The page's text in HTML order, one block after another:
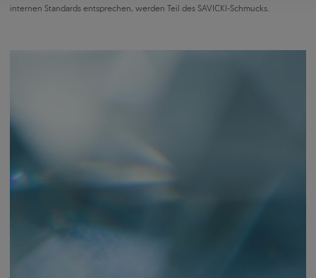
internen Standards entsprechen, werden Teil des SAVICKI-Schmucks.